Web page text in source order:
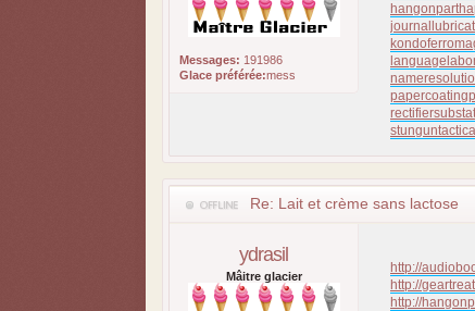
Messages: 191986
Glace préférée:mess
hangonpart
papercoating
stungun
Re: Lait et crème sans lactose
ydrasil
Mâitre glacier
http://
http://
http://